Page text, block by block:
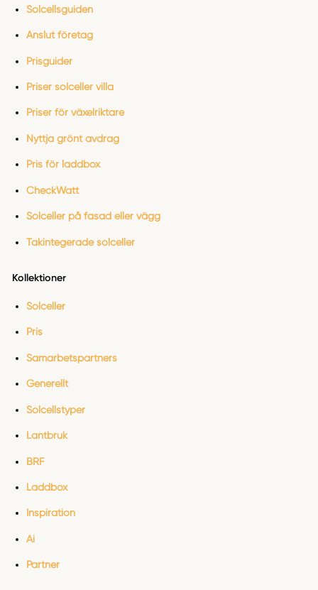
Solcellsguiden
Anslut företag
Prisguider
Priser solceller villa
Priser för växelriktare
Nyttja grönt avdrag
Pris för laddbox
CheckWatt
Solceller på fasad eller vägg
Takintegerade solceller
Kollektioner
Solceller
Pris
Samarbetspartners
Generellt
Solcellstyper
Lantbruk
BRF
Laddbox
Inspiration
Ai
Partner